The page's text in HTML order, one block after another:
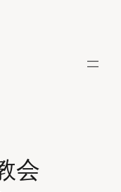
会